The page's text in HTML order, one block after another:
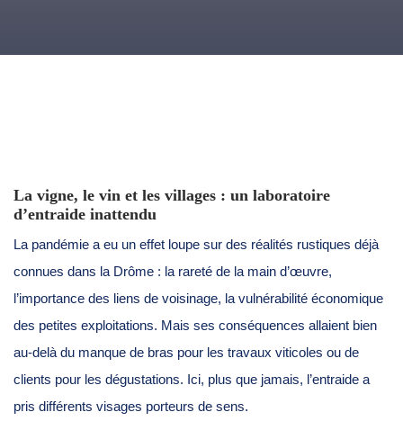
La vigne, le vin et les villages : un laboratoire
d’entraide inattendu
La pandémie a eu un effet loupe sur des réalités rustiques déjà
connues dans la Drôme : la rareté de la main d’œuvre,
l’importance des liens de voisinage, la vulnérabilité économique
des petites exploitations. Mais ses conséquences allaient bien
au-delà du manque de bras pour les travaux viticoles ou de
clients pour les dégustations. Ici, plus que jamais, l’entraide a
pris différents visages porteurs de sens.